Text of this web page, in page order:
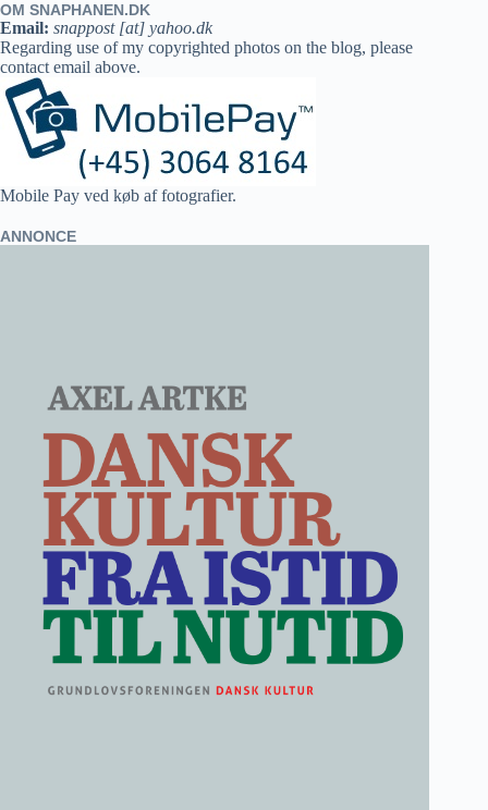
OM SNAPHANEN.DK
Email: snappost [at] yahoo.dk
Regarding use of my copyrighted photos on the blog, please
contact email above.
Mobile Pay ved køb af fotografier.
ANNONCE